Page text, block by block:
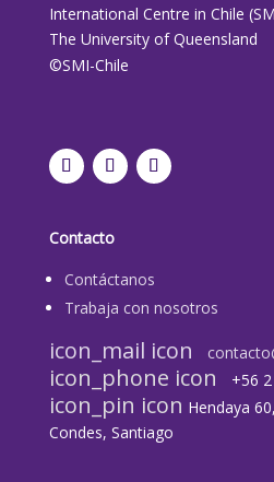
International Centre in Chile
The University of Queensland
©SMI-Chile
Contacto
Contáctanos
Trabaja con nosotros
icon_mail icon
icon_phone icon +56
icon_pin icon Hendaya
Condes, Santiago